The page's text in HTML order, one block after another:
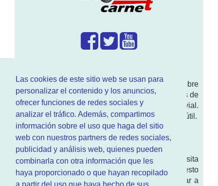
Las cookies de este sitio web se usan para
personalizar el contenido y los anuncios,
ofrecer funciones de redes sociales y
analizar el tráfico. Además, compartimos
información sobre el uso que haga del sitio
web con nuestros partners de redes sociales,
publicidad y análisis web, quienes pueden
combinarla con otra información que les
haya proporcionado o que hayan recopilado
Enwww.RenovarCarnet.comTe contamos sobre
larenovación del permisode conducir, noticias de
actualidad motor y sobre todo seguridad vial.
Ademas tenemos todo tipo de información DGT útil.
¿Quienes somos?
Quieres saber quien mantiene la pagina, visita
nuestrasección de contacto. Aquí tienes nuesto
aviso legal
. Basicamente no queremos engañar a